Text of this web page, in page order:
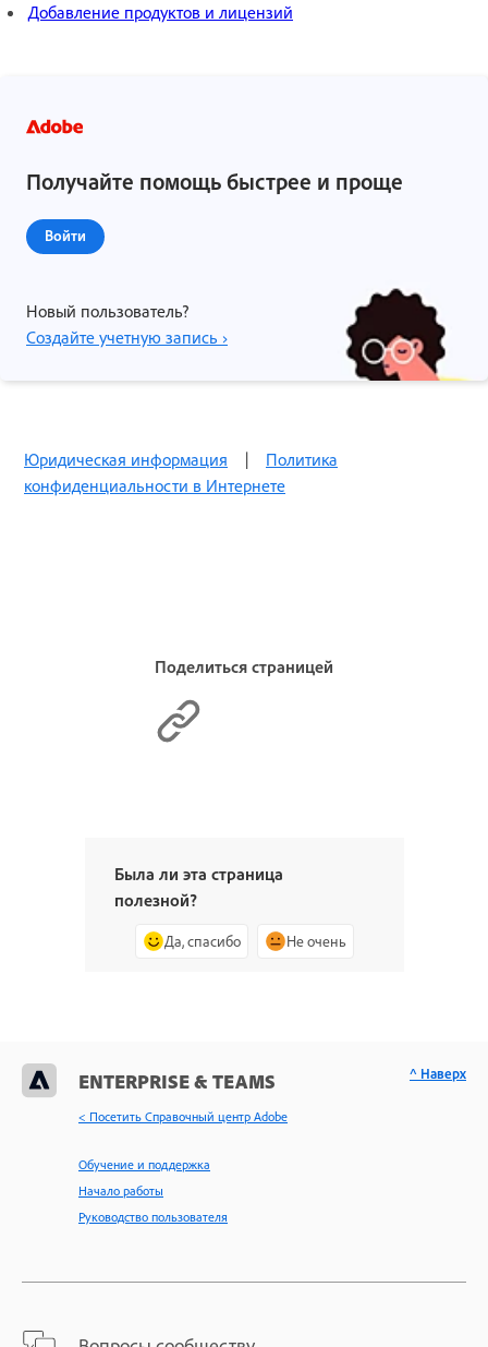
Добавление продуктов и лицензий
Получайте помощь быстрее и проще
Войти
Новый пользователь?
Создайте учетную запись ›
Юридическая информация | Политика
конфиденциальности в Интернете
Поделиться страницей
Была ли эта страница
полезной?
Да, спасибо Не очень
ENTERPRISE & TEAMS
< Посетить Справочный центр Adobe
Обучение и поддержка
Начало работы
Руководство пользователя
^ Наверх